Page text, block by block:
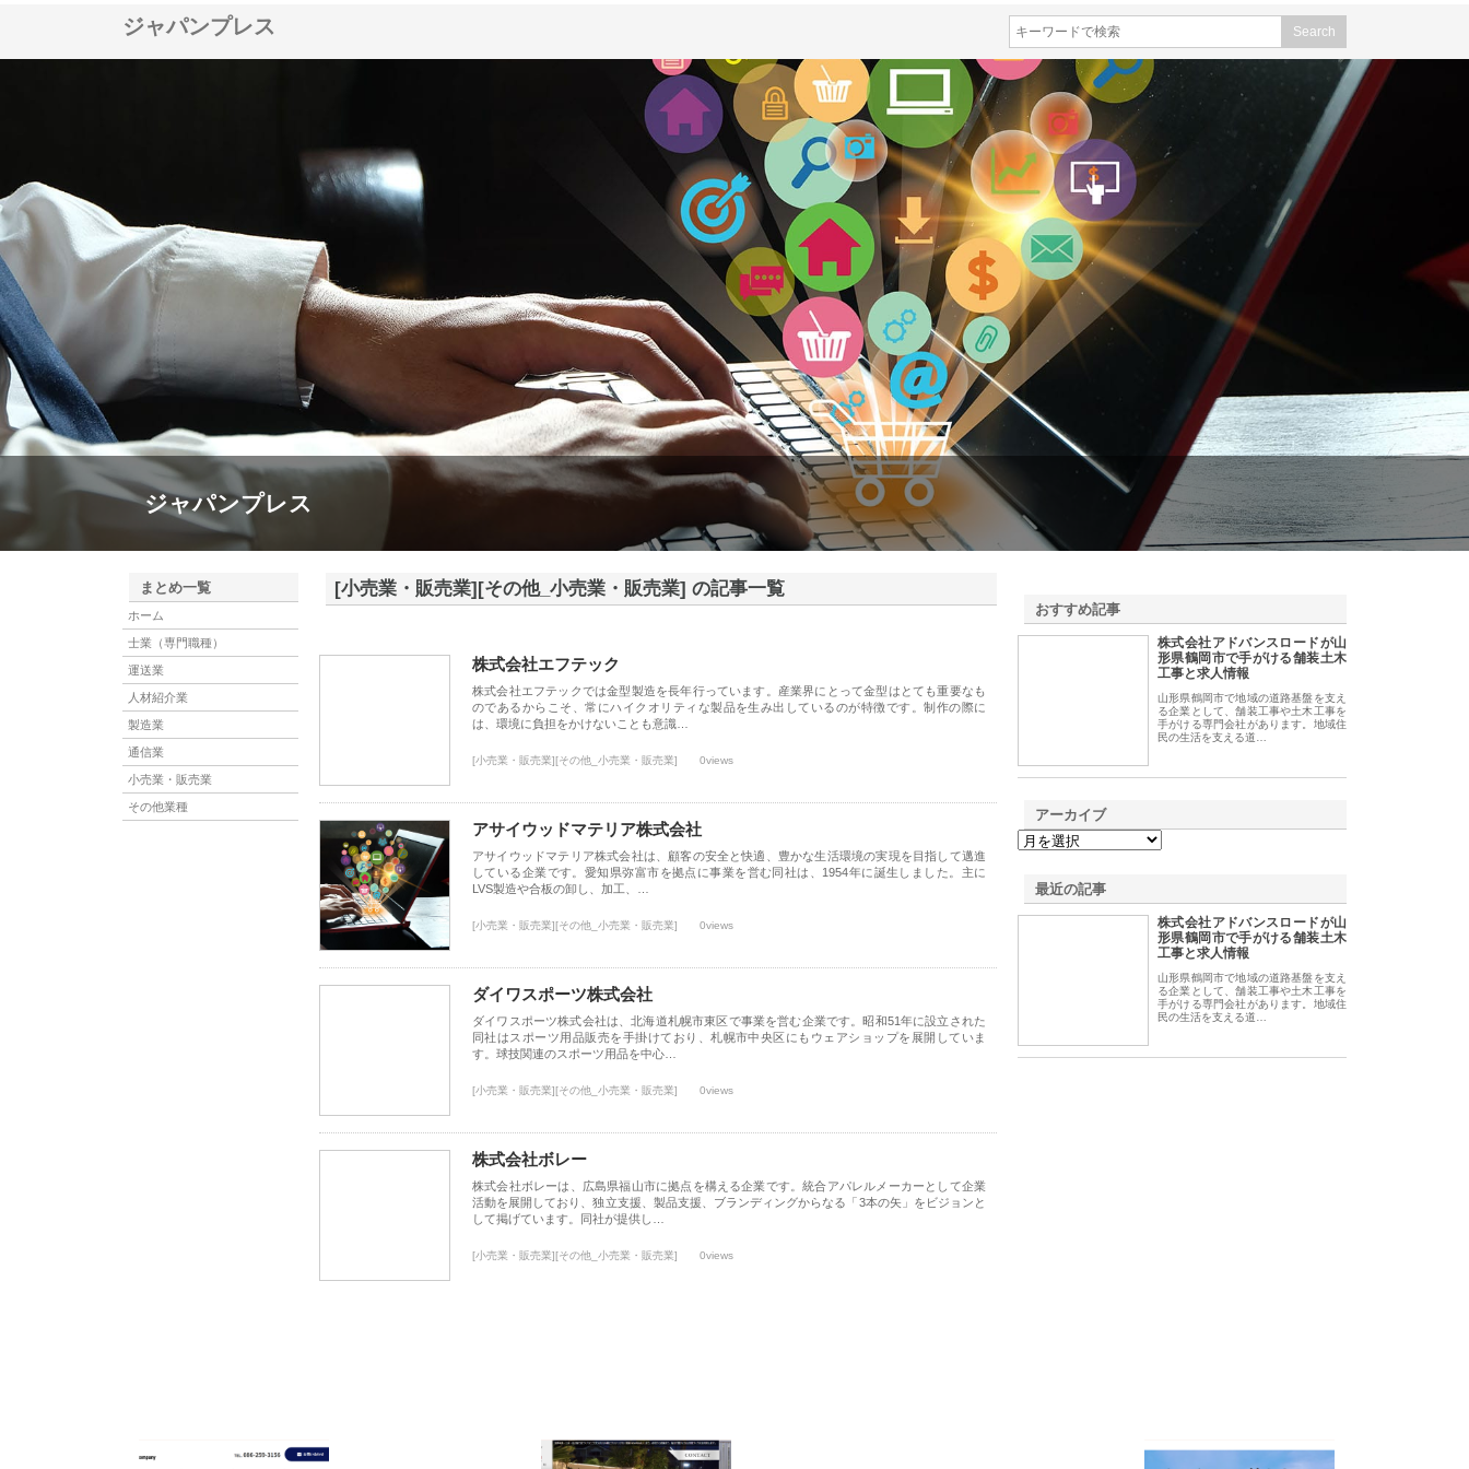
ジャパンプレス
ジャパンプレス
まとめ一覧
ホーム
士業（専門職種）
運送業
人材紹介業
製造業
通信業
小売業・販売業
その他業種
[小売業・販売業][その他_小売業・販売業] の記事一覧
株式会社エフテック
株式会社エフテックでは金型製造を長年行っています。産業界にとって金型はとても重要なも
のであるからこそ、常にハイクオリティな製品を生み出しているのが特徴です。制作の際に
は、環境に負担をかけないことも意識…
[小売業・販売業][その他_小売業・販売業] 0views
アサイウッドマテリア株式会社
アサイウッドマテリア株式会社は、顧客の安全と快適、豊かな生活環境の実現を目指して邁進
している企業です。愛知県弥富市を拠点に事業を営む同社は、1954年に誕生しました。主に
LVS製造や合板の卸し、加工、…
[小売業・販売業][その他_小売業・販売業] 0views
ダイワスポーツ株式会社
ダイワスポーツ株式会社は、北海道札幌市東区で事業を営む企業です。昭和51年に設立された
同社はスポーツ用品販売を手掛けており、札幌市中央区にもウェアショップを展開していま
す。球技関連のスポーツ用品を中心…
[小売業・販売業][その他_小売業・販売業] 0views
株式会社ボレー
株式会社ボレーは、広島県福山市に拠点を構える企業です。統合アパレルメーカーとして企業
活動を展開しており、独立支援、製品支援、ブランディングからなる「3本の矢」をビジョンと
して掲げています。同社が提供し…
[小売業・販売業][その他_小売業・販売業] 0views
おすすめ記事
株式会社アドバンスロードが山
形県鶴岡市で手がける舗装土木
工事と求人情報
山形県鶴岡市で地域の道路基盤を支え
る企業として、舗装工事や土木工事を
手がける専門会社があります。地域住
民の生活を支える道…
アーカイブ
最近の記事
株式会社アドバンスロードが山
形県鶴岡市で手がける舗装土木
工事と求人情報
山形県鶴岡市で地域の道路基盤を支え
る企業として、舗装工事や土木工事を
手がける専門会社があります。地域住
民の生活を支える道…